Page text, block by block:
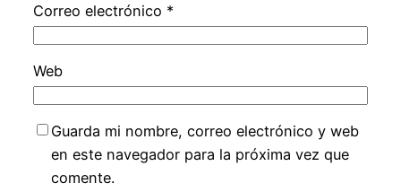
Correo electrónico *
Web
Guarda mi nombre, correo electrónico y web
en este navegador para la próxima vez que
comente.